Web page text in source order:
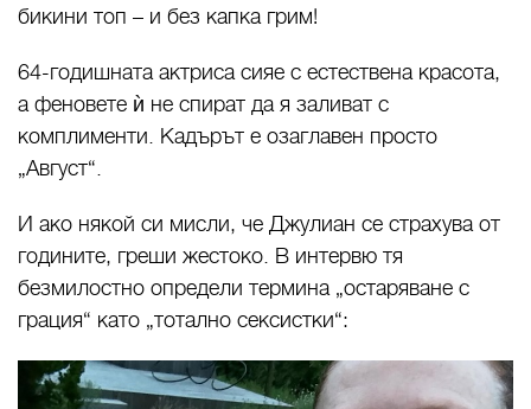
бикини топ – и без капка грим!
64-годишната актриса сияе с естествена красота,
а феновете ѝ не спират да я заливат с
комплименти. Кадърът е озаглавен просто
„Август“.
И ако някой си мисли, че Джулиан се страхува от
годините, греши жестоко. В интервю тя
безмилостно определи термина „остаряване с
грация“ като „тотално сексистки“: